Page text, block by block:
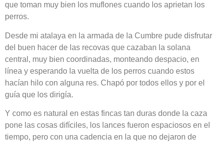
que toman muy bien los muflones cuando los aprietan los
perros.
Desde mi atalaya en la armada de la Cumbre pude disfrutar
del buen hacer de las recovas que cazaban la solana
central, muy bien coordinadas, monteando despacio, en
línea y esperando la vuelta de los perros cuando estos
hacían hilo con alguna res. Chapó por todos ellos y por el
guía que los dirigía.
Y como es natural en estas fincas tan duras donde la caza
pone las cosas difíciles, los lances fueron espaciosos en el
tiempo, pero con una cadencia en la que no dejaron de